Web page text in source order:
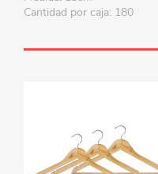
Cantidad por caja: 180